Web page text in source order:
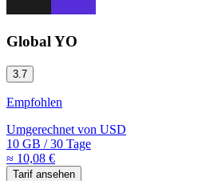
Global YO
3.7
Empfohlen
Umgerechnet von USD
10 GB /30 Tage
≈ 10,08 €
Tarif ansehen